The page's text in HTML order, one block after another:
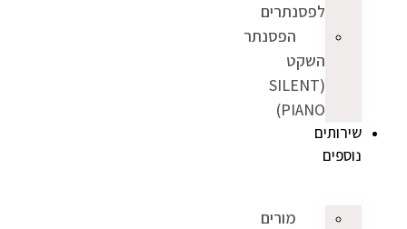
לפסנתרים
הפסנתר
השקט
(SILENT
PIANO)
שירותים
נוספים
מורים